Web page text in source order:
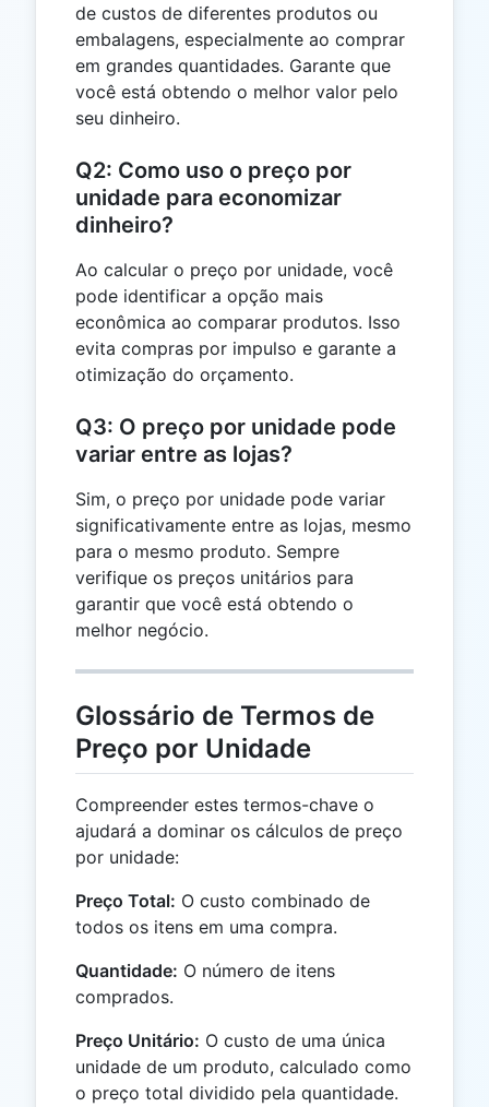
de custos de diferentes produtos ou
embalagens, especialmente ao comprar
em grandes quantidades. Garante que
você está obtendo o melhor valor pelo
seu dinheiro.
Q2: Como uso o preço por
unidade para economizar
dinheiro?
Ao calcular o preço por unidade, você
pode identificar a opção mais
econômica ao comparar produtos. Isso
evita compras por impulso e garante a
otimização do orçamento.
Q3: O preço por unidade pode
variar entre as lojas?
Sim, o preço por unidade pode variar
significativamente entre as lojas, mesmo
para o mesmo produto. Sempre
verifique os preços unitários para
garantir que você está obtendo o
melhor negócio.
Glossário de Termos de
Preço por Unidade
Compreender estes termos-chave o
ajudará a dominar os cálculos de preço
por unidade:
Preço Total: O custo combinado de
todos os itens em uma compra.
Quantidade: O número de itens
comprados.
Preço Unitário: O custo de uma única
unidade de um produto, calculado como
o preço total dividido pela quantidade.